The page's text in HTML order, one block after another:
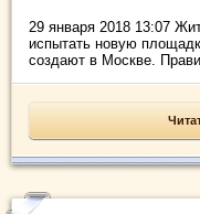
29 января 2018 13:07
испытать новую
создают в Москве.